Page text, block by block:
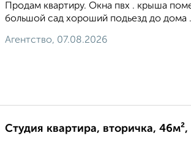
Продам квартиру. Окна пвх . крыша
большой сад хороший подьезд до дома
Агентство, 07.08.2026
Студия квартира, вторичка,